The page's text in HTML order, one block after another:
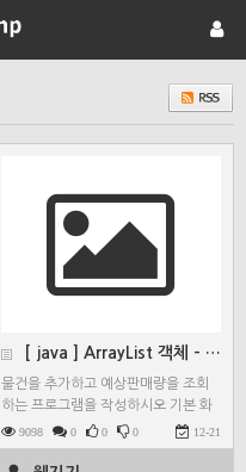
[ java ] ArrayList 객체 - 물건을 추가…
물건을 추가하고 예상판매량을 조회
하는 프로그램을 작성하시오 기본 화
면 …9098 0 0 0 12-21